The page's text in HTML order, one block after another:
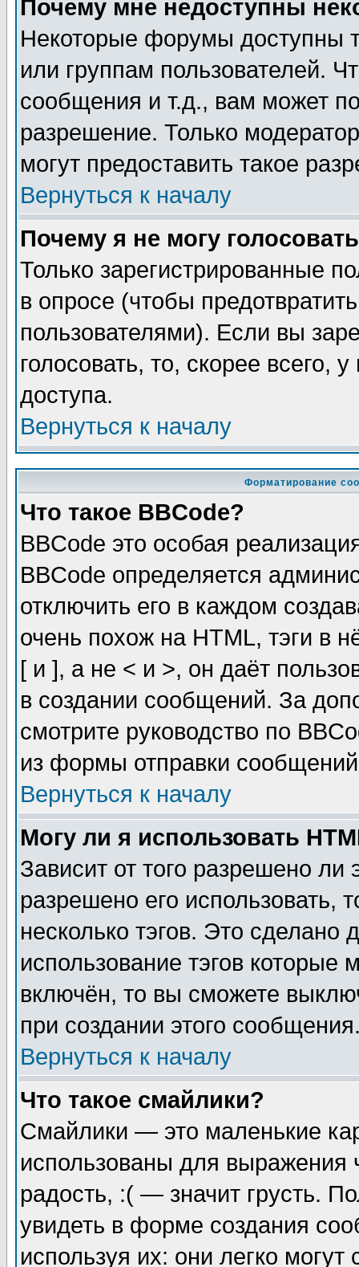
Почему мне недоступны
Некоторые форумы доступны
или группам пользователей.
сообщения и т.д., вам может
разрешение. Только
могут предоставить такое
Вернуться к началу
Почему я не могу
Только зарегистрированные
в опросе (чтобы
пользователями). Если вы
голосовать, то, скорее всего,
доступа.
Вернуться к началу
Форматирование
Что такое BBCode?
BBCode это особая
BBCode определяется
отключить его в каждом
очень похож на HTML, тэги в
[ и ], а не < и >, он даёт
в создании сообщений. За
смотрите руководство по
из формы отправки
Вернуться к началу
Могу ли я использовать
Зависит от того разрешено
разрешено его использовать,
несколько тэгов. Это сделано
использование тэгов
включён, то вы сможете
при создании этого
Вернуться к началу
Что такое смайлики?
Смайлики — это маленькие
использованы для
радость, :( — значит грусть.
увидеть в форме создания
используя их: они легко